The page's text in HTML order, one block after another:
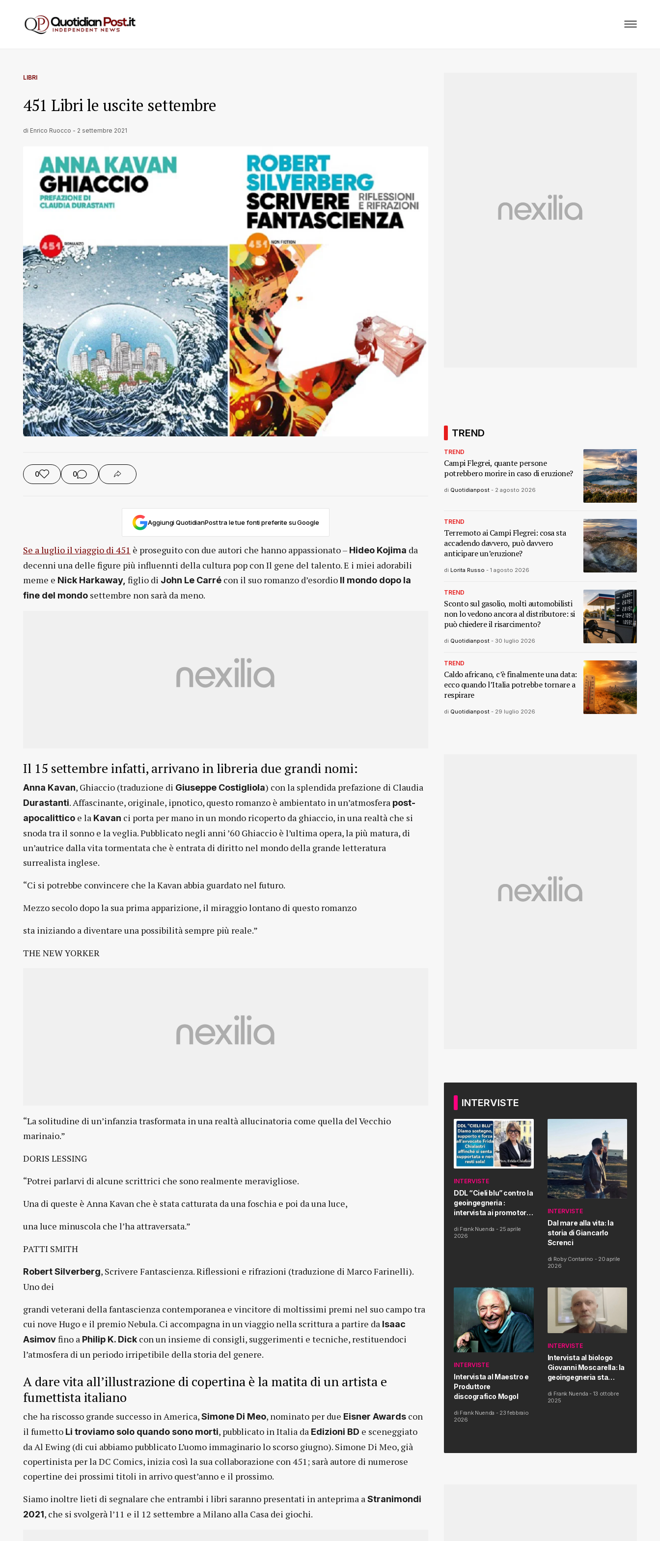
LIBRI
451 Libri le uscite settembre
di Enrico Ruocco - 2 settembre 2021
0 0
Aggiungi QuotidianPost tra le tue fonti preferite su Google
Se a luglio il viaggio di 451 è proseguito con due autori che hanno appassionato – Hideo Kojima da
decenni una delle figure più influennti della cultura pop con Il gene del talento. E i miei adorabili
meme e Nick Harkaway, figlio di John Le Carré con il suo romanzo d’esordio Il mondo dopo la
fine del mondo settembre non sarà da meno.
Il 15 settembre infatti, arrivano in libreria due grandi nomi:
Anna Kavan, Ghiaccio (traduzione di Giuseppe Costigliola) con la splendida prefazione di Claudia
Durastanti. Affascinante, originale, ipnotico, questo romanzo è ambientato in un’atmosfera post-
apocalittico e la Kavan ci porta per mano in un mondo ricoperto da ghiaccio, in una realtà che si
snoda tra il sonno e la veglia. Pubblicato negli anni ’60 Ghiaccio è l’ultima opera, la più matura, di
un’autrice dalla vita tormentata che è entrata di diritto nel mondo della grande letteratura
surrealista inglese.
“Ci si potrebbe convincere che la Kavan abbia guardato nel futuro.
Mezzo secolo dopo la sua prima apparizione, il miraggio lontano di questo romanzo
sta iniziando a diventare una possibilità sempre più reale.”
THE NEW YORKER
“La solitudine di un’infanzia trasformata in una realtà allucinatoria come quella del Vecchio
marinaio.”
DORIS LESSING
“Potrei parlarvi di alcune scrittrici che sono realmente meravigliose.
Una di queste è Anna Kavan che è stata catturata da una foschia e poi da una luce,
una luce minuscola che l’ha attraversata.”
PATTI SMITH
Robert Silverberg, Scrivere Fantascienza. Riflessioni e rifrazioni (traduzione di Marco Farinelli).
Uno dei
grandi veterani della fantascienza contemporanea e vincitore di moltissimi premi nel suo campo tra
cui nove Hugo e il premio Nebula. Ci accompagna in un viaggio nella scrittura a partire da Isaac
Asimovfino a Philip K. Dick con un insieme di consigli, suggerimenti e tecniche, restituendoci
l’atmosfera di un periodo irripetibile della storia del genere.
A dare vita all’illustrazione di copertina è la matita di un artista e
fumettista italiano
che ha riscosso grande successo in America,Simone Di Meo, nominato per due Eisner Awards con
il fumetto Li troviamo solo quando sono morti, pubblicato in Italia da Edizioni BD e sceneggiato
da Al Ewing (di cui abbiamo pubblicato L’uomo immaginario lo scorso giugno). Simone Di Meo, già
copertinista per la DC Comics, inizia così la sua collaborazione con 451; sarà autore di numerose
copertine dei prossimi titoli in arrivo quest’anno e il prossimo.
Siamo inoltre lieti di segnalare che entrambi i libri saranno presentati in anteprima aStranimondi
2021, che si svolgerà l’11 e il 12 settembre a Milano alla Casa dei giochi.
TREND
TREND
Campi Flegrei, quante persone
potrebbero morire in caso di eruzione?
di Quotidianpost - 2 agosto 2026
TREND
Terremoto ai Campi Flegrei: cosa sta
accadendo davvero, può davvero
anticipare un’eruzione?
di Lorita Russo - 1 agosto 2026
TREND
Sconto sul gasolio, molti automobilisti
non lo vedono ancora al distributore: si
può chiedere il risarcimento?
di Quotidianpost - 30 luglio 2026
TREND
Caldo africano, c’è finalmente una data:
ecco quando l’Italia potrebbe tornare a
respirare
di Quotidianpost - 29 luglio 2026
INTERVISTE
INTERVISTE
DDL “Cieli blu” contro la
geoingegneria :
intervista ai promotori
Proposta di Legge
di Frank Nuenda - 25 aprile
2026
INTERVISTE
Dal mare alla vita: la
storia di Giancarlo
Screnci
di Roby Contarino - 20 aprile
2026
INTERVISTE
Intervista al Maestro e
Produttore
discografico Mogol
di Frank Nuenda - 23 febbraio
2026
INTERVISTE
Intervista al biologo
Giovanni Moscarella: la
geoingegneria sta
salute dell’uomo
di Frank Nuenda - 13 ottobre
2025